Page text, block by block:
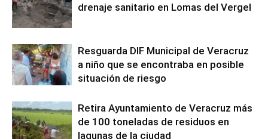
drenaje sanitario en Lomas del Vergel
Resguarda DIF Municipal de Veracruz
a niño que se encontraba en posible
situación de riesgo
Retira Ayuntamiento de Veracruz más
de 100 toneladas de residuos en
lagunas de la ciudad